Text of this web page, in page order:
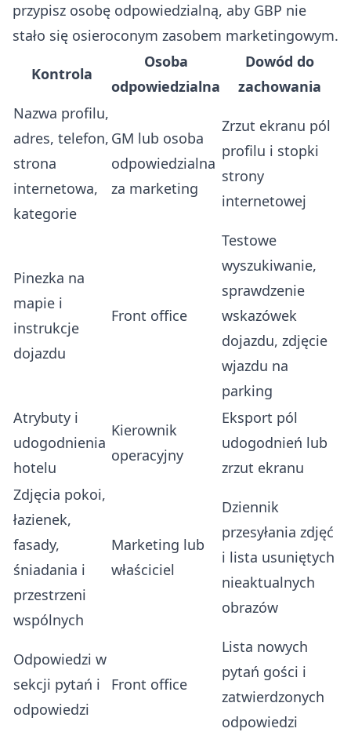
przypisz osobę odpowiedzialną, aby GBP nie
stało się osieroconym zasobem marketingowym.
Kontrola
Osoba
odpowiedzialna
Dowód do
zachowania
Nazwa profilu,
adres, telefon,
strona
internetowa,
kategorie
GM lub osoba
odpowiedzialna
za marketing
Zrzut ekranu pól
profilu i stopki
strony
internetowej
Pinezka na
mapie i
instrukcje
dojazdu
Front office
Testowe
wyszukiwanie,
sprawdzenie
wskazówek
dojazdu, zdjęcie
wjazdu na
parking
Atrybuty i
udogodnienia
hotelu
Kierownik
operacyjny
Eksport pól
udogodnień lub
zrzut ekranu
Zdjęcia pokoi,
łazienek,
fasady,
śniadania i
przestrzeni
wspólnych
Marketing lub
właściciel
Dziennik
przesyłania zdjęć
i lista usuniętych
nieaktualnych
obrazów
Odpowiedzi w
sekcji pytań i
odpowiedzi
Front office
Lista nowych
pytań gości i
zatwierdzonych
odpowiedzi